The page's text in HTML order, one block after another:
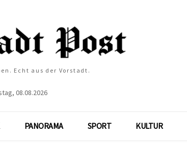
Echt aus der Vorstadt.
08.08.2026
PANORAMA SPORT KULTUR